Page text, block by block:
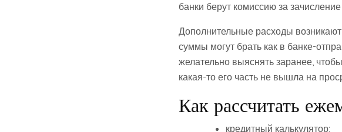
банки берут комиссию за
Дополнительные расходы
суммы могут брать как в банке-
желательно выяснять заранее,
какая-то его часть не вышла на
Как рассчитать
кредитный калькулятор;